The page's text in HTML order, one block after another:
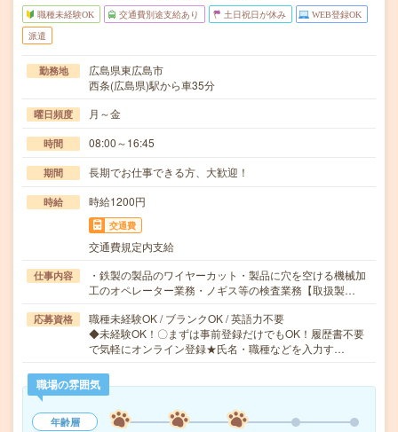
職種未経験OK 交通費別途支給あり 土日祝日が休み WEB登録OK
派遣
勤務地
広島県東広島市
西条(広島県)駅から車35分
曜日頻度 月～金
時間 08:00～16:45
期間 長期でお仕事できる方、大歓迎！
時給 時給1200円
交通費
交通費規定内支給
仕事内容
・鉄製の製品のワイヤーカット・製品に穴を空ける機械加
工のオペレーター業務・ノギス等の検査業務【取扱製…
応募資格
職種未経験OK / ブランクOK / 英語力不要
◆未経験OK！〇まずは事前登録だけでもOK！履歴書不要
で気軽にオンライン登録★氏名・職種などを入力す…
職場の雰囲気
年齢層